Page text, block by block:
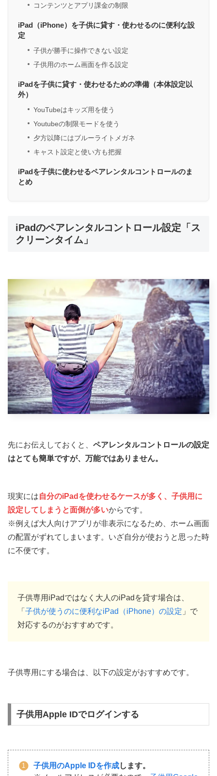
コンテンツとアプリ課金の制限
iPad（iPhone）を子供に貸す・使わせるのに便利な設
定
子供が勝手に操作できない設定
子供用のホーム画面を作る設定
iPadを子供に貸す・使わせるための準備（本体設定以
外）
YouTubeはキッズ用を使う
Youtubeの制限モードを使う
夕方以降にはブルーライトメガネ
キャスト設定と使い方も把握
iPadを子供に使わせるペアレンタルコントロールのま
とめ
iPadのペアレンタルコントロール設定「ス
クリーンタイム」
先にお伝えしておくと、 ペアレンタルコントロールの設定
はとても簡単ですが、万能ではありません。
現実には自分のiPadを使わせるケースが多く、子供用に
設定してしまうと面倒が多いからです。
※例えば大人向けアプリが非表示になるため、ホーム画面
の配置がずれてしまいます。いざ自分が使おうと思った時
に不便です。
子供専用iPadではなく大人のiPadを貸す場合は、
「 子供が使うのに便利なiPad（iPhone）の設定 」で
対応するのがおすすめです。
子供専用にする場合は、以下の設定がおすすめです。
子供用Apple IDでログインする
子供用のApple IDを作成します。